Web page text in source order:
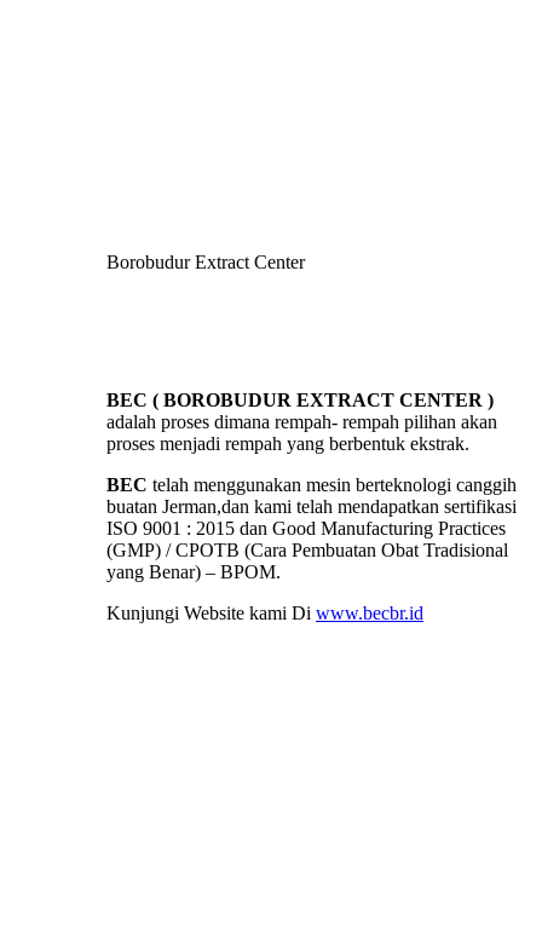
Borobudur Extract Center
BEC ( BOROBUDUR EXTRACT CENTER )
adalah proses dimana rempah- rempah pilihan akan
proses menjadi rempah yang berbentuk ekstrak.
BEC telah menggunakan mesin berteknologi canggih
buatan Jerman,dan kami telah mendapatkan sertifikasi
ISO 9001 : 2015 dan Good Manufacturing Practices
(GMP) / CPOTB (Cara Pembuatan Obat Tradisional
yang Benar) – BPOM.
Kunjungi Website kami Di www.becbr.id